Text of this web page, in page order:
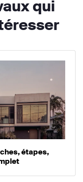
qui
étapes,